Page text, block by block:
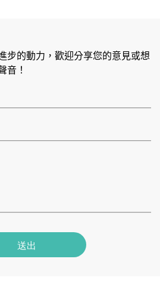
步的動力，歡迎分享您的意見或想
音！
送出